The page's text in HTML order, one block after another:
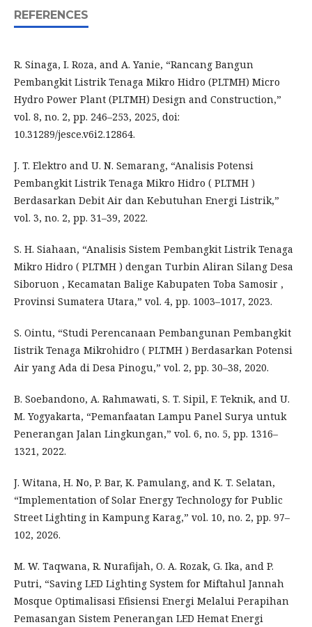
REFERENCES
R. Sinaga, I. Roza, and A. Yanie, “Rancang Bangun
Pembangkit Listrik Tenaga Mikro Hidro (PLTMH) Micro
Hydro Power Plant (PLTMH) Design and Construction,”
vol. 8, no. 2, pp. 246–253, 2025, doi:
10.31289/jesce.v6i2.12864.
J. T. Elektro and U. N. Semarang, “Analisis Potensi
Pembangkit Listrik Tenaga Mikro Hidro ( PLTMH )
Berdasarkan Debit Air dan Kebutuhan Energi Listrik,”
vol. 3, no. 2, pp. 31–39, 2022.
S. H. Siahaan, “Analisis Sistem Pembangkit Listrik Tenaga
Mikro Hidro ( PLTMH ) dengan Turbin Aliran Silang Desa
Siboruon , Kecamatan Balige Kabupaten Toba Samosir ,
Provinsi Sumatera Utara,” vol. 4, pp. 1003–1017, 2023.
S. Ointu, “Studi Perencanaan Pembangunan Pembangkit
Iistrik Tenaga Mikrohidro ( PLTMH ) Berdasarkan Potensi
Air yang Ada di Desa Pinogu,” vol. 2, pp. 30–38, 2020.
B. Soebandono, A. Rahmawati, S. T. Sipil, F. Teknik, and U.
M. Yogyakarta, “Pemanfaatan Lampu Panel Surya untuk
Penerangan Jalan Lingkungan,” vol. 6, no. 5, pp. 1316–
1321, 2022.
J. Witana, H. No, P. Bar, K. Pamulang, and K. T. Selatan,
“Implementation of Solar Energy Technology for Public
Street Lighting in Kampung Karag,” vol. 10, no. 2, pp. 97–
102, 2026.
M. W. Taqwana, R. Nurafijah, O. A. Rozak, G. Ika, and P.
Putri, “Saving LED Lighting System for Miftahul Jannah
Mosque Optimalisasi Efisiensi Energi Melalui Perapihan
Pemasangan Sistem Penerangan LED Hemat Energi